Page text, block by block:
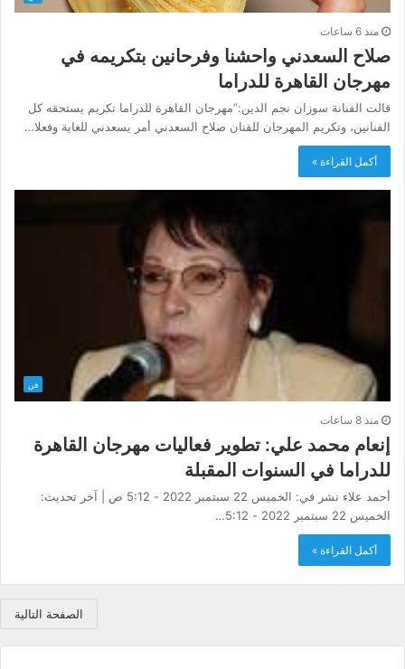
منذ 6 ساعات
صلاح السعدني واحشنا وفرحانين بتكريمه في
مهرجان القاهرة للدراما
قالت الفنانة سوزان نجم الدين:”مهرجان القاهرة للدراما تكريم يستحقه كل
الفنانين، وتكريم المهرجان للفنان صلاح السعدني أمر يسعدني للغاية وفعلا…
أكمل القراءة »
فن
منذ 8 ساعات
إنعام محمد علي: تطوير فعاليات مهرجان القاهرة
للدراما في السنوات المقبلة
أحمد علاء نشر في: الخميس 22 سبتمبر 2022 - 5:12 ص | آخر تحديث:
الخميس 22 سبتمبر 2022 - 5:12…
أكمل القراءة »
الصفحة التالية